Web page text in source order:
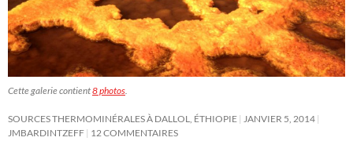
Cette galerie contient8 photos
SOURCES THERMOMINÉRALES À DALLOL, ÉTHIOPIE
JANVIER 5, 2014
JMBARDINTZEFF 12 COMMENTAIRES